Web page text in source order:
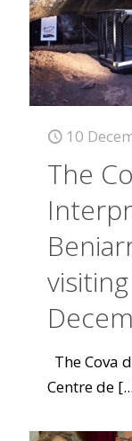
10
The
The Cova
Centre de